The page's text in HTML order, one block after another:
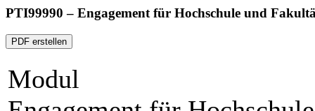
PTI99990 – Engagement für Hochschule und
PDF erstellen
Modul